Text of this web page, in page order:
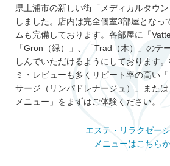
県土浦市の新しい街「メディカルタウ
しました。店内は完全個室3部屋となっ
ムも完備しております。各部屋に「
「Gron（緑）」、「Trad（木）」のテ
しんでいただけるようにしております
ミ・レビューも多くリピート率の高い
サージ（リンパドレナージュ）」また
メニュー」をまずはご体験ください。
エステ・リラクゼー
メニューはこちら